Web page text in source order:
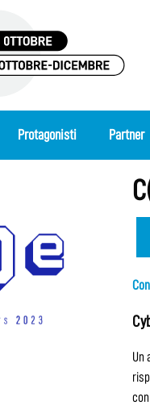
Protagonisti Partner
Un